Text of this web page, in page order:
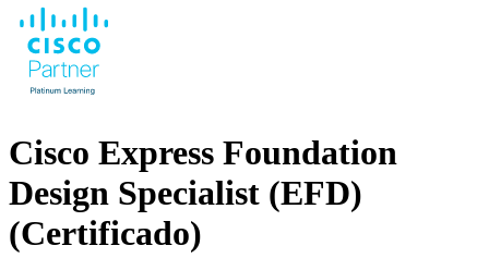
Cisco Express Foundation
Design Specialist (EFD)
(Certificado)